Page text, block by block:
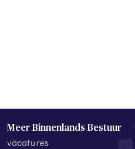
Meer Binnenlands Bestuur
vacatures